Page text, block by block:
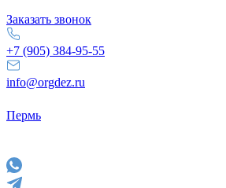
Заказать звонок
+7 (905) 384-95-55
info@orgdez.ru
Пермь